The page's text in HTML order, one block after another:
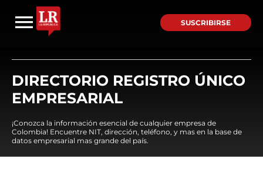
SUSCRIBIRSE
DIRECTORIO REGISTRO ÚNICO
EMPRESARIAL
¡Conozca la información esencial de cualquier empresa de
Colombia! Encuentre NIT, dirección, teléfono, y mas en la base de
datos empresarial mas grande del país.